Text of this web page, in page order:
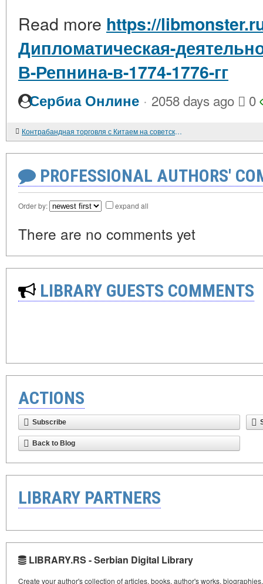
Read more https://
Дипломатическая-
В-Репнина-в-1774-1776-гг
Сербиа Онлине · 2058 days ago 0
Контрабандная торговля с Китаем на советском Дальнем Востоке. 1920-1930-е гг.
PROFESSIONAL AUTHORS'
Order by: expand all
There are no comments yet
LIBRARY GUESTS COMMENTS
ACTIONS
Subscribe
Back to Blog
LIBRARY PARTNERS
LIBRARY.RS - Serbian Digital Library
Create your author's collection of articles, books, author's works,